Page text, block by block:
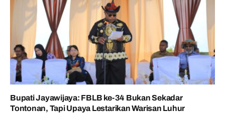
Bupati Jayawijaya: FBLB ke-34 Bukan Sekadar
Tontonan, Tapi Upaya Lestarikan Warisan Luhur